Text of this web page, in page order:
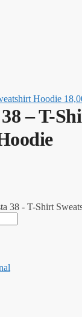
Hoodie
– T-
38 - T-Shirt